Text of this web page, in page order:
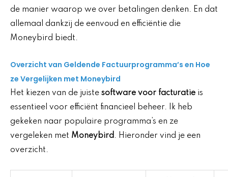
de manier waarop we over betalingen denken. En dat
allemaal dankzij de eenvoud en efficiëntie die
Moneybird biedt.
Overzicht van Geldende Factuurprogramma’s en Hoe
ze Vergelijken met Moneybird
Het kiezen van de juiste software voor facturatie is
essentieel voor efficiënt financieel beheer. Ik heb
gekeken naar populaire programma’s en ze
vergeleken met Moneybird . Hieronder vind je een
overzicht.